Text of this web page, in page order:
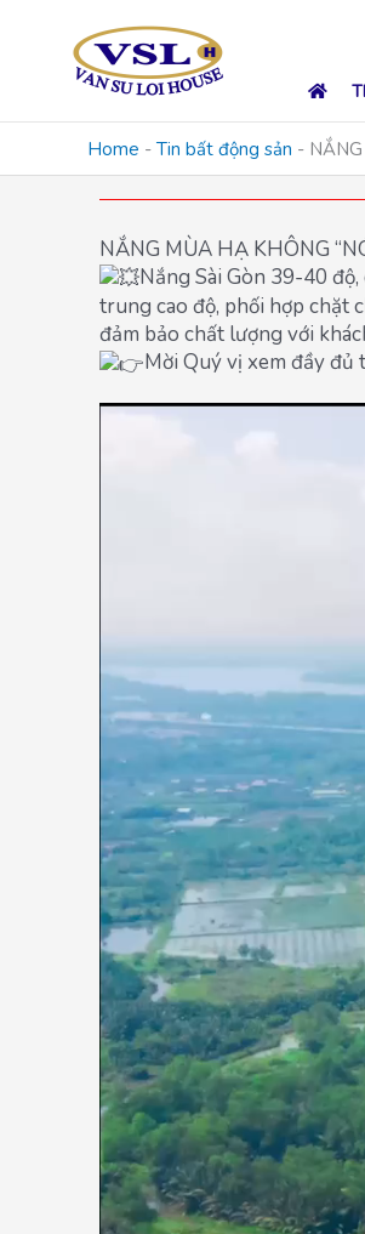
Home - Tin bất động sản -
NẮNG MÙA HẠ KHÔNG
Nắng Sài Gòn 39-40
trung cao độ, phối hợp chặt
đảm bảo chất lượng với
Mời Quý vị xem đầy đủ